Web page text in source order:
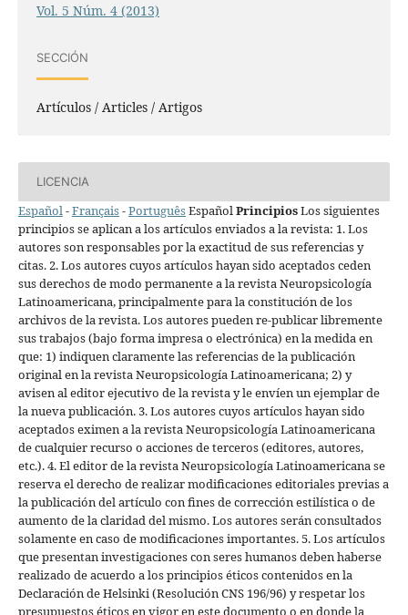
Vol. 5 Núm. 4 (2013)
SECCIÓN
Artículos / Articles / Artigos
LICENCIA
Español-Français-PortuguêsEspañolPrincipiosLos siguientes
principios se aplican a los artículos enviados a la revista: 1. Los
autores son responsables por la exactitud de sus referencias y
citas. 2. Los autores cuyos artículos hayan sido aceptados ceden
sus derechos de modo permanente a la revista Neuropsicología
Latinoamericana, principalmente para la constitución de los
archivos de la revista. Los autores pueden re-publicar libremente
sus trabajos (bajo forma impresa o electrónica) en la medida en
que: 1) indiquen claramente las referencias de la publicación
original en la revista Neuropsicología Latinoamericana; 2) y
avisen al editor ejecutivo de la revista y le envíen un ejemplar de
la nueva publicación. 3. Los autores cuyos artículos hayan sido
aceptados eximen a la revista Neuropsicología Latinoamericana
de cualquier recurso o acciones de terceros (editores, autores,
etc.). 4. El editor de la revista Neuropsicología Latinoamericana se
reserva el derecho de realizar modificaciones editoriales previas a
la publicación del artículo con fines de corrección estilística o de
aumento de la claridad del mismo. Los autores serán consultados
solamente en caso de modificaciones importantes. 5. Los artículos
que presentan investigaciones con seres humanos deben haberse
realizado de acuerdo a los principios éticos contenidos en la
Declaración de Helsinki (Resolución CNS 196/96) y respetar los
presupuestos éticos en vigor en este documento o en donde la